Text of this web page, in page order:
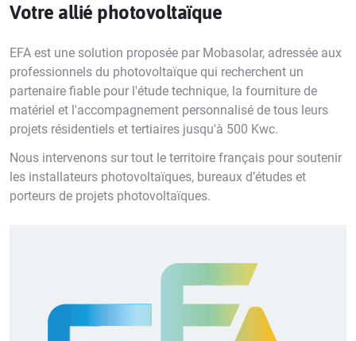
Votre allié photovoltaïque
EFA est une solution proposée par Mobasolar, adressée aux
professionnels du photovoltaïque qui recherchent un
partenaire fiable pour l'étude technique, la fourniture de
matériel et l'accompagnement personnalisé de tous leurs
projets résidentiels et tertiaires jusqu'à 500 Kwc.
Nous intervenons sur tout le territoire français pour soutenir
les installateurs photovoltaïques, bureaux d’études et
porteurs de projets photovoltaïques.